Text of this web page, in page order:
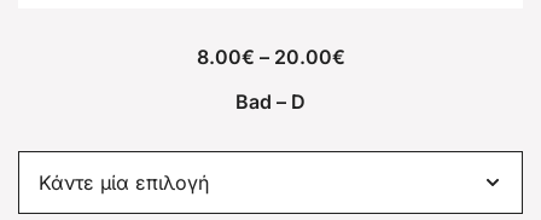
8.00€ – 20.00€
Bad – D